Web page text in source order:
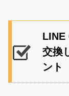
LINE
交換
ント